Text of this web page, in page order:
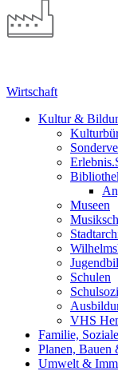
Wirtschaft
Kultur &
Museen
Schulen
VHS
Familie,
Planen, Bauen
Umwelt &